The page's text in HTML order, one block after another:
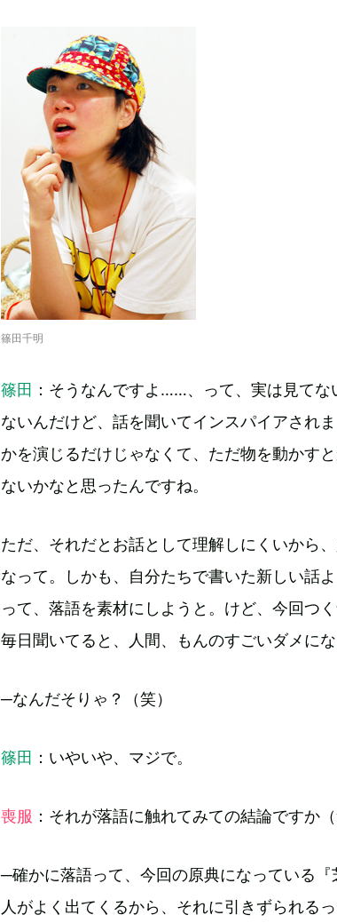
篠田千明
篠田 ：そうなんですよ……、って、実は見て
ないんだけど、話を聞いてインスパイアされ
かを演じるだけじゃなくて、ただ物を動かす
ないかなと思ったんですね。
ただ、それだとお話として理解しにくいから
なって。しかも、自分たちで書いた新しい話
って、落語を素材にしようと。けど、今回つ
毎日聞いてると、人間、もんのすごいダメにな
─なんだそりゃ？（笑）
篠田 ：いやいや、マジで。
喪服 ：それが落語に触れてみての結論ですか（
─確かに落語って、今回の原典になっている
人がよく出てくるから、それに引きずられる